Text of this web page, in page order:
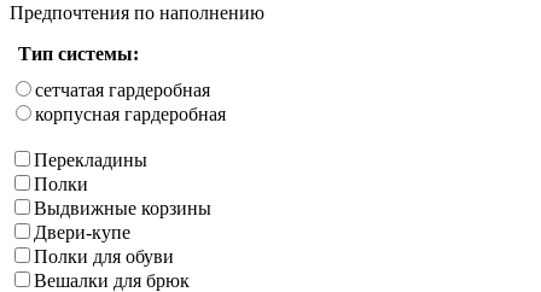
Предпочтения по наполнению
Тип системы:
сетчатая гардеробная
корпусная гардеробная
Перекладины
Полки
Выдвижные корзины
Двери-купе
Полки для обуви
Вешалки для брюк